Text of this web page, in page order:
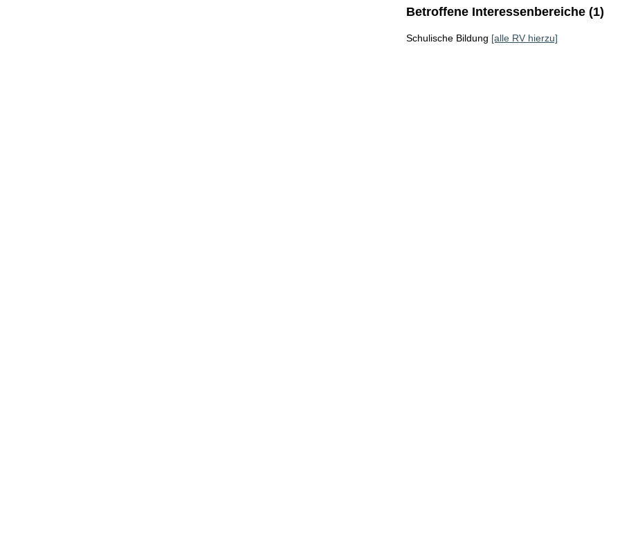
Betroffene Interessenbereiche (1)
Schulische Bildung [alle RV hierzu]